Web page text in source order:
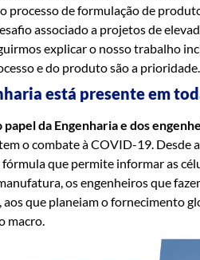
processo de formulação de
associado a projetos de
explicar o nosso trabalho
e do produto são a prioridade.
está presente em
papel da Engenharia e dos
o combate à COVID-19. Desde
que permite informar as
os engenheiros que
que planeiam o fornecimento
macro.